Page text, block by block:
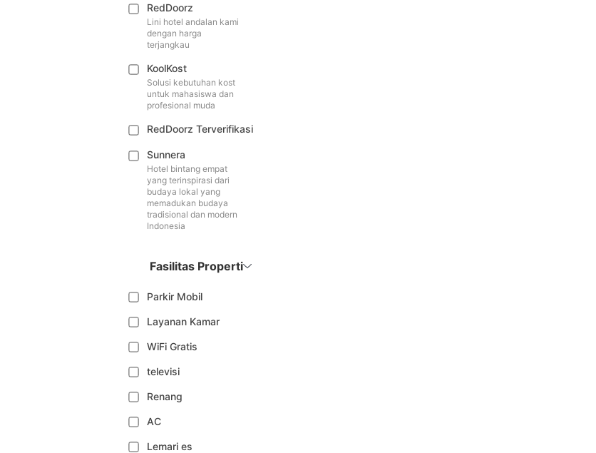
RedDoorz
Lini hotel andalan kami
dengan harga
terjangkau
KoolKost
Solusi kebutuhan kost
untuk mahasiswa dan
profesional muda
RedDoorz Terverifikasi
Sunnera
Hotel bintang empat
yang terinspirasi dari
budaya lokal yang
memadukan budaya
tradisional dan modern
Indonesia
Fasilitas Properti
Parkir Mobil
Layanan Kamar
WiFi Gratis
televisi
Renang
AC
Lemari es